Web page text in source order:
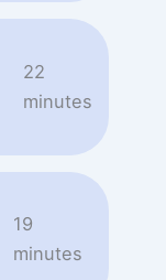
22
minutes
19
minutes